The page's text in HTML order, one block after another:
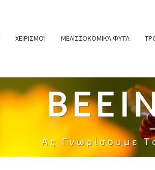
ΧΕΙΡΙΣΜΟΊ ΜΕΛΙΣΣΟΚΟΜΙΚΆ ΦΥΤΆ
Ας Γνωρίσουμε